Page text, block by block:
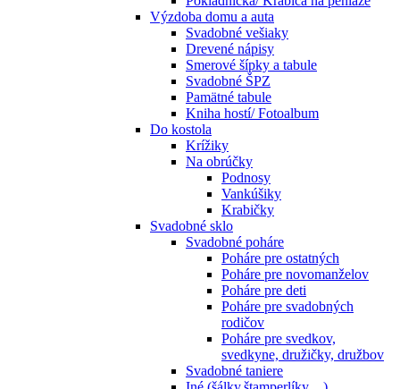
Výzdoba domu a auta
Svadobné vešiaky
Drevené nápisy
Smerové šípky a tabule
Svadobné ŠPZ
Pamätné tabule
Kniha hostí/ Fotoalbum
Do kostola
Krížiky
Na obrúčky
Podnosy
Vankúšiky
Krabičky
Svadobné sklo
Svadobné poháre
Poháre pre ostatných
Poháre pre novomanželov
Poháre pre deti
Poháre pre svadobných
rodičov
Poháre pre svedkov,
svedkyne, družičky, družbov
Svadobné taniere